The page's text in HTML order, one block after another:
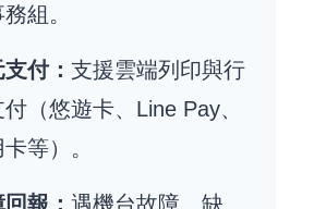
組。
付： 支援雲端列印與行
（悠遊卡、Line Pay、
等）。
報： 遇機台故障、缺